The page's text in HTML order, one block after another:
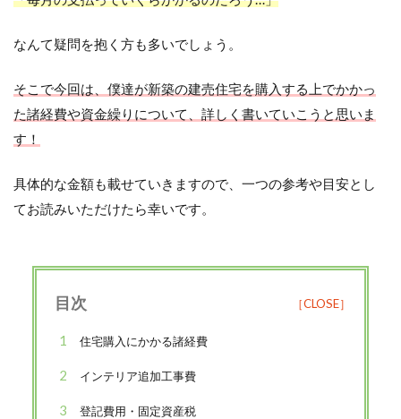
なんて疑問を抱く方も多いでしょう。
そこで今回は、僕達が新築の建売住宅を購入する上でかかっ
た諸経費や資金繰りについて、詳しく書いていこうと思いま
す！
具体的な金額も載せていきますので、一つの参考や目安とし
てお読みいただけたら幸いです。
目次
1 住宅購入にかかる諸経費
2 インテリア追加工事費
3 登記費用・固定資産税